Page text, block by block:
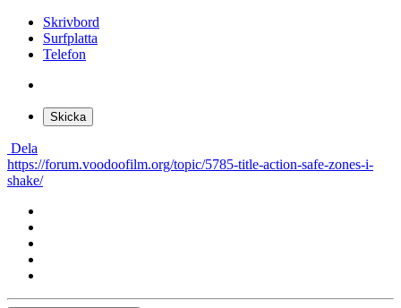
Skrivbord
Surfplatta
Telefon
Skicka
Dela
https://forum.voodoofilm.org/topic/5785-title-action-safe-zones-i-
shake/